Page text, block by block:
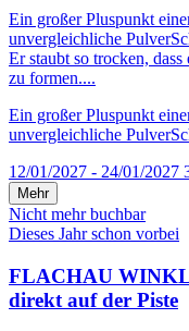
Ein großer Pluspunkt
unvergleichliche
Er staubt so trocken,
zu formen....
Ein großer Pluspunkt
unvergleichliche
12/01/2027 - 24/01/2027
Mehr
Nicht mehr buchbar
Dieses Jahr schon vorbei
FLACHAU
direkt auf der Piste